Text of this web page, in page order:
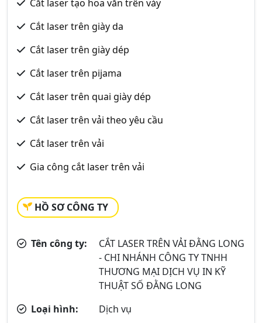
Cắt laser tạo hoa văn trên váy
Cắt laser trên giày da
Cắt laser trên giày dép
Cắt laser trên pijama
Cắt laser trên quai giày dép
Cắt laser trên vải theo yêu cầu
Cắt laser trên vải
Gia công cắt laser trên vải
HỒ SƠ CÔNG TY
Tên công ty:
CẮT LASER TRÊN VẢI ĐẰNG LONG
- CHI NHÁNH CÔNG TY TNHH
THƯƠNG MẠI DỊCH VỤ IN KỸ
THUẬT SỐ ĐẰNG LONG
Loại hình:
Dịch vụ